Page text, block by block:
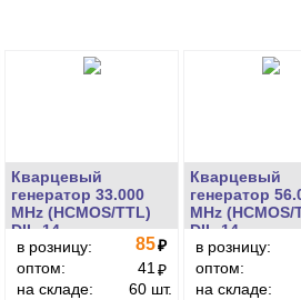
Кварцевый
генератор 33.000
MHz (HCMOS/TTL)
DIL-14
в розницу:
85₽
оптом:
41 ₽
на складе:
60 шт.
Кварцевый
генератор
MHz (HCMOS/
DIL-14
в розницу:
оптом:
на складе: